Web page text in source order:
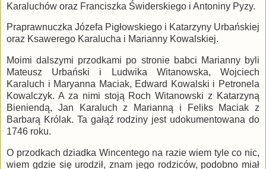
Karaluchów oraz Franciszka Świderskiego i Antoniny Pyzy.
Praprawnuczka Józefa Pigłowskiego i Katarzyny Urbańskiej
oraz Ksawerego Karalucha i Marianny Kowalskiej.
Moimi dalszymi przodkami po stronie babci Marianny byli
Mateusz Urbański i Ludwika Witanowska, Wojciech
Karaluch i Maryanna Maciak, Edward Kowalski i Petronela
Kowalczyk. A za nimi stoją Roch Witanowski z Katarzyną
Bieniendą, Jan Karaluch z Marianną i Feliks Maciak z
Barbarą Królak. Ta gałąź rodziny jest udokumentowana do
1746 roku.
O przodkach dziadka Wincentego na razie wiem tyle co nic,
wiem gdzie się urodził, znam jego rodziców, podobno miał